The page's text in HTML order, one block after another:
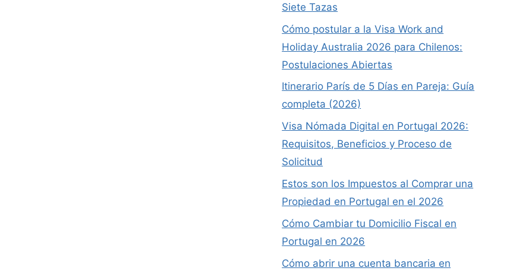
Siete Tazas
Cómo postular a la Visa Work and
Holiday Australia 2026 para Chilenos:
Postulaciones Abiertas
Itinerario París de 5 Días en Pareja: Guía
completa (2026)
Visa Nómada Digital en Portugal 2026:
Requisitos, Beneficios y Proceso de
Solicitud
Estos son los Impuestos al Comprar una
Propiedad en Portugal en el 2026
Cómo Cambiar tu Domicilio Fiscal en
Portugal en 2026
Cómo abrir una cuenta bancaria en